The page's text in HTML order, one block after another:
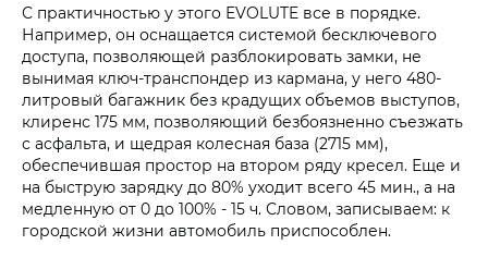
С практичностью у этого EVOLUTE все в порядке.
Например, он оснащается системой бесключевого
доступа, позволяющей разблокировать замки, не
вынимая ключ-транспондер из кармана, у него 480-
литровый багажник без крадущих объемов выступов,
клиренс 175 мм, позволяющий безбоязненно съезжать
с асфальта, и щедрая колесная база (2715 мм),
обеспечившая простор на втором ряду кресел. Еще и
на быструю зарядку до 80% уходит всего 45 мин., а на
медленную от 0 до 100% - 15 ч. Словом, записываем: к
городской жизни автомобиль приспособлен.